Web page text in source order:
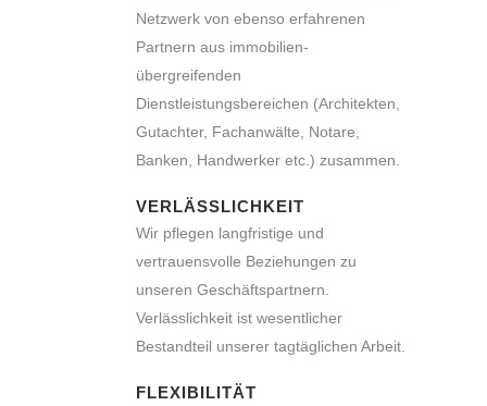
Netzwerk von ebenso erfahrenen
Partnern aus immobilien-
übergreifenden
Dienstleistungsbereichen (Architekten,
Gutachter, Fachanwälte, Notare,
Banken, Handwerker etc.) zusammen.
VERLÄSSLICHKEIT
Wir pflegen langfristige und
vertrauensvolle Beziehungen zu
unseren Geschäftspartnern.
Verlässlichkeit ist wesentlicher
Bestandteil unserer tagtäglichen Arbeit.
FLEXIBILITÄT